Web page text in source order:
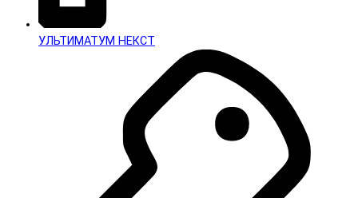
УЛЬТИМАТУМ НЕКСТ